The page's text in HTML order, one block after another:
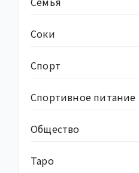
Соки
Спорт
Спортивное питание
Общество
Таро